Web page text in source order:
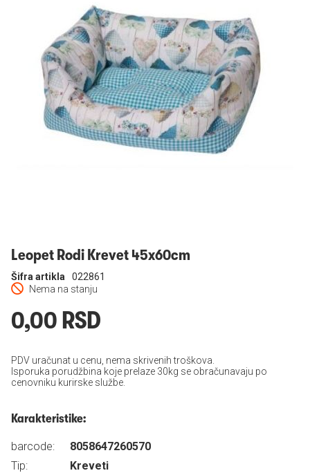
Leopet Rodi Krevet 45x60cm
Nema na stanju
Šifra artikla 022861
0,00 RSD
PDV uračunat u cenu, nema skrivenih troškova.
Isporuka porudžbina koje prelaze 30kg se obračunavaju po
cenovniku kurirske službe.
Karakteristike:
barcode:
8058647260570
Tip:
Kreveti